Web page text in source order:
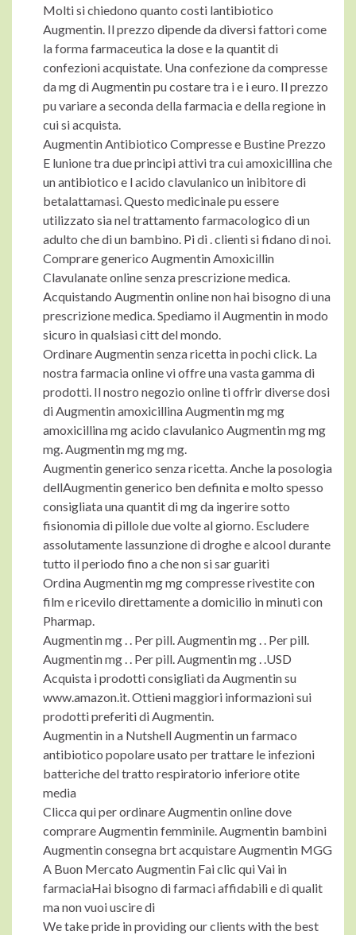
Molti si chiedono quanto costi lantibiotico
Augmentin. Il prezzo dipende da diversi fattori come
la forma farmaceutica la dose e la quantit di
confezioni acquistate. Una confezione da compresse
da mg di Augmentin pu costare tra i e i euro. Il prezzo
pu variare a seconda della farmacia e della regione in
cui si acquista.
Augmentin Antibiotico Compresse e Bustine Prezzo
E lunione tra due principi attivi tra cui amoxicillina che
un antibiotico e l acido clavulanico un inibitore di
betalattamasi. Questo medicinale pu essere
utilizzato sia nel trattamento farmacologico di un
adulto che di un bambino. Pi di . clienti si fidano di noi.
Comprare generico Augmentin Amoxicillin
Clavulanate online senza prescrizione medica.
Acquistando Augmentin online non hai bisogno di una
prescrizione medica. Spediamo il Augmentin in modo
sicuro in qualsiasi citt del mondo.
Ordinare Augmentin senza ricetta in pochi click. La
nostra farmacia online vi offre una vasta gamma di
prodotti. Il nostro negozio online ti offrir diverse dosi
di Augmentin amoxicillina Augmentin mg mg
amoxicillina mg acido clavulanico Augmentin mg mg
mg. Augmentin mg mg mg.
Augmentin generico senza ricetta. Anche la posologia
dellAugmentin generico ben definita e molto spesso
consigliata una quantit di mg da ingerire sotto
fisionomia di pillole due volte al giorno. Escludere
assolutamente lassunzione di droghe e alcool durante
tutto il periodo fino a che non si sar guariti
Ordina Augmentin mg mg compresse rivestite con
film e ricevilo direttamente a domicilio in minuti con
Pharmap.
Augmentin mg . . Per pill. Augmentin mg . . Per pill.
Augmentin mg . . Per pill. Augmentin mg . .USD
Acquista i prodotti consigliati da Augmentin su
www.amazon.it. Ottieni maggiori informazioni sui
prodotti preferiti di Augmentin.
Augmentin in a Nutshell Augmentin un farmaco
antibiotico popolare usato per trattare le infezioni
batteriche del tratto respiratorio inferiore otite
media
Clicca qui per ordinare Augmentin online dove
comprare Augmentin femminile. Augmentin bambini
Augmentin consegna brt acquistare Augmentin MGG
A Buon Mercato Augmentin Fai clic qui Vai in
farmaciaHai bisogno di farmaci affidabili e di qualit
ma non vuoi uscire di
We take pride in providing our clients with the best